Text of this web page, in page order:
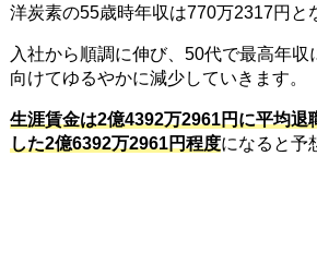
洋炭素の55歳時年収は770万2317円と
入社から順調に伸び、50代で最高年収
向けてゆるやかに減少していきます。
生涯賃金は2億4392万2961円に平均退
した2億6392万2961円程度になると予